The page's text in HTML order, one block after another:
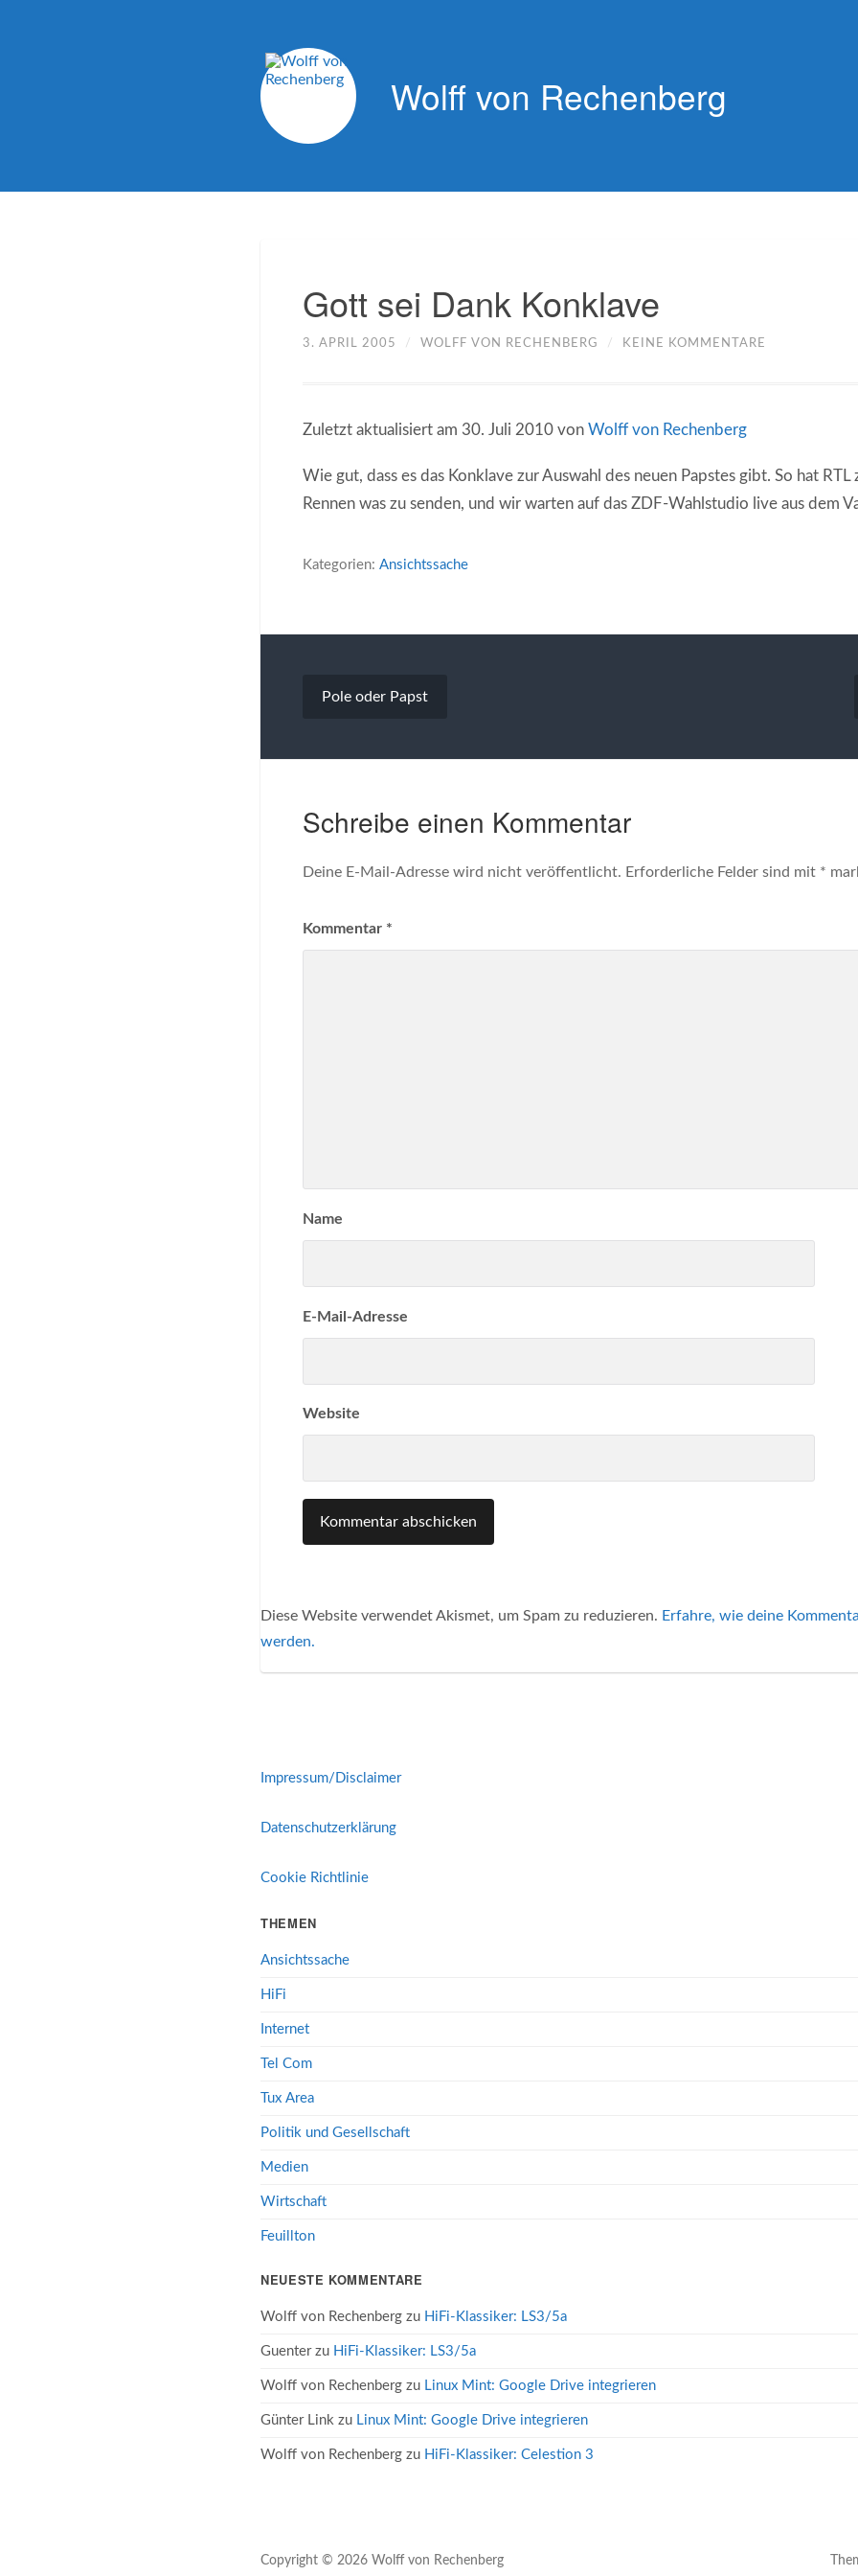
Wolff von Rechenberg
Gott sei Dank Konklave
3. APRIL 2005 / WOLFF VON RECHENBERG / KEINE KOMMENTARE
Zuletzt aktualisiert am 30. Juli 2010 von Wolff von Rechenberg
Wie gut, dass es das Konklave zur Auswahl des neuen Papstes gibt. So hat
Rennen was zu senden, und wir warten auf das ZDF-Wahlstudio live aus dem
Kategorien: Ansichtssache
Beitragsnavigation
Pole oder Papst
Schreibe einen Kommentar
Deine E-Mail-Adresse wird nicht veröffentlicht. Erforderliche Felder sind mit *
Kommentar *
Name
E-Mail-Adresse
Website
Diese Website verwendet Akismet, um Spam zu reduzieren. Erfahre, wie deine
werden.
Impressum/Disclaimer
Datenschutzerklärung
Cookie Richtlinie
THEMEN
Ansichtssache
HiFi
Internet
Tel Com
Tux Area
Politik und Gesellschaft
Medien
Wirtschaft
Feuillton
NEUESTE KOMMENTARE
Wolff von Rechenberg zu HiFi-Klassiker: LS3/5a
Guenterzu HiFi-Klassiker: LS3/5a
Wolff von Rechenberg zu Linux Mint: Google Drive integrieren
Günter Link zu Linux Mint: Google Drive integrieren
Wolff von Rechenberg zu HiFi-Klassiker: Celestion 3
Copyright © 2026 Wolff von Rechenberg